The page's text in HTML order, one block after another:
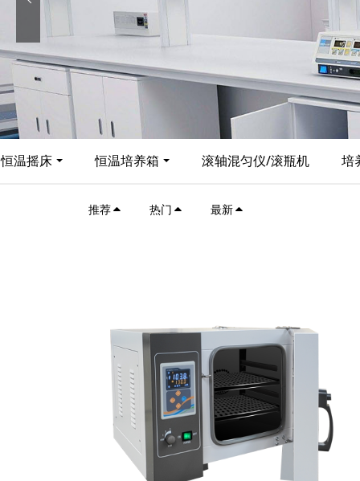
恒温摇床 恒温培养箱 滚轴混匀仪/滚瓶机 培
推荐 热门 最新